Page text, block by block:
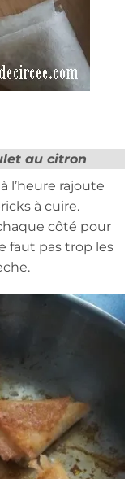
au citron
l’heure rajoute
à cuire.
côté pour
faut pas trop les